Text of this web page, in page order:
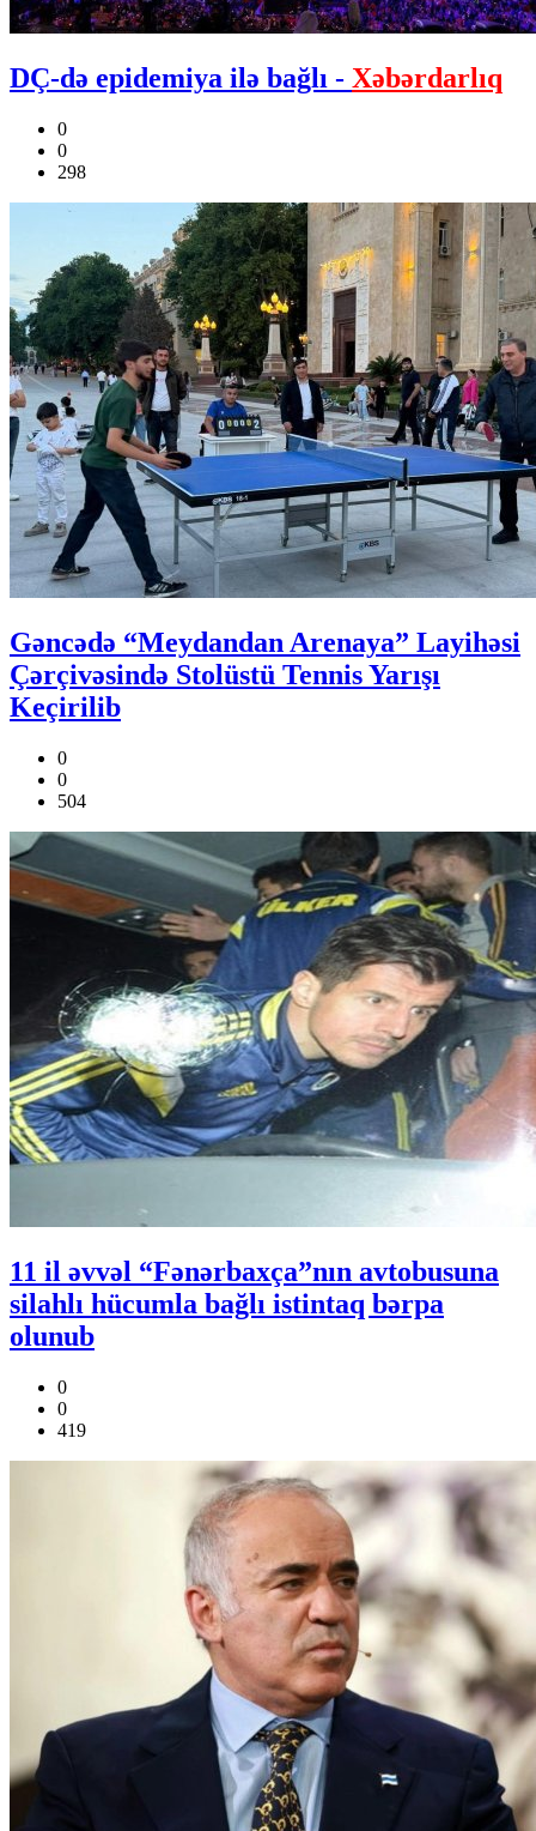
DÇ-də epidemiya ilə bağlı - Xəbərdarlıq
0
0
298
Gəncədə “Meydandan Arenaya” Layihəsi
Çərçivəsində Stolüstü Tennis Yarışı
Keçirilib
0
0
504
11 il əvvəl “Fənərbaxça”nın avtobusuna
silahlı hücumla bağlı istintaq bərpa
olunub
0
0
419